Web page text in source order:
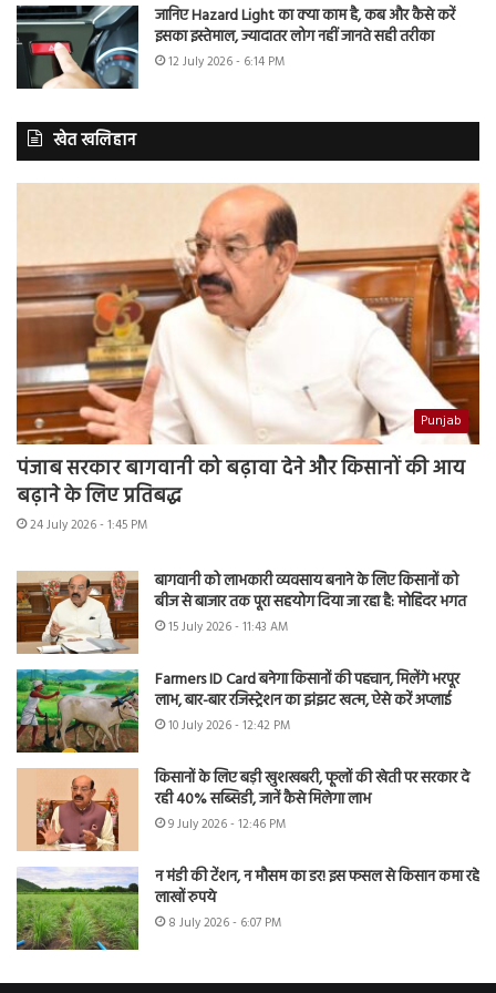
जानिए Hazard Light का क्या काम है, कब और कैसे करें
इसका इस्तेमाल, ज्यादातर लोग नहीं जानते सही तरीका
12 July 2026 - 6:14 PM
खेत खलिहान
Punjab
पंजाब सरकार बागवानी को बढ़ावा देने और किसानों की आय
बढ़ाने के लिए प्रतिबद्ध
24 July 2026 - 1:45 PM
बागवानी को लाभकारी व्यवसाय बनाने के लिए किसानों को
बीज से बाजार तक पूरा सहयोग दिया जा रहा है: मोहिंदर भगत
15 July 2026 - 11:43 AM
Farmers ID Card बनेगा किसानों की पहचान, मिलेंगे भरपूर
लाभ, बार-बार रजिस्ट्रेशन का झंझट खत्म, ऐसे करें अप्लाई
10 July 2026 - 12:42 PM
किसानों के लिए बड़ी खुशखबरी, फूलों की खेती पर सरकार दे
रही 40% सब्सिडी, जानें कैसे मिलेगा लाभ
9 July 2026 - 12:46 PM
न मंडी की टेंशन, न मौसम का डर! इस फसल से किसान कमा रहे
लाखों रुपये
8 July 2026 - 6:07 PM